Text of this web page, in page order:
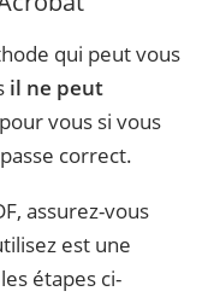
qui peut vous
il ne peut
pour vous si vous
correct.
assurez-vous
est une
étapes ci-